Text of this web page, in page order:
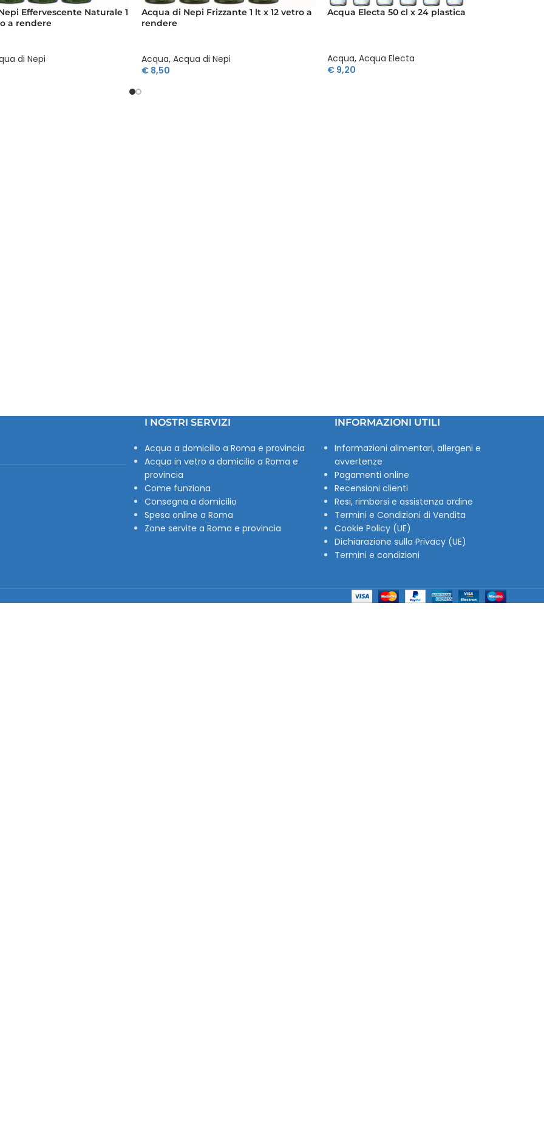
Effervescente Naturale 1
a rendere
di Nepi
Acqua di Nepi Frizzante 1 lt x 12 vetro a
rendere
Acqua, Acqua di Nepi
€ 8,50
Acqua Electa 50 cl x 24 plastica
Acqua, Acqua Electa
€9,20
I NOSTRI SERVIZI
Acqua a domicilio a Roma e provincia
Acqua in vetro a domicilio a Roma e
provincia
Come funziona
Consegna a domicilio
Spesa online a Roma
Zone servite a Roma e provincia
INFORMAZIONI UTILI
Informazioni alimentari, allergeni e
avvertenze
Pagamenti online
Recensioni clienti
Resi, rimborsi e assistenza ordine
Termini e Condizioni di Vendita
Cookie Policy (UE)
Dichiarazione sulla Privacy (UE)
Termini e condizioni